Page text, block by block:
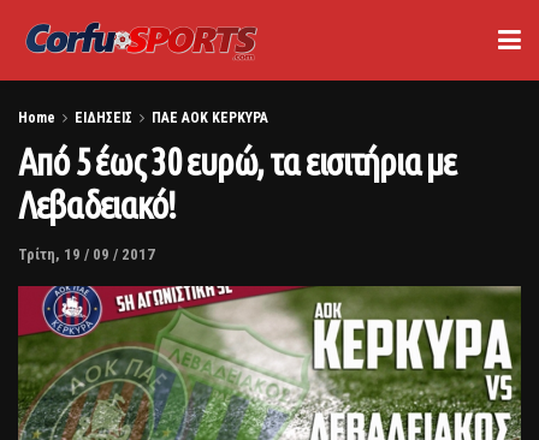
Home ΕΙΔΗΣΕΙΣ ΠΑΕ ΑΟΚ ΚΕΡΚΥΡΑ
Από 5 έως 30 ευρώ, τα εισιτήρια με
Λεβαδειακό!
Τρίτη, 19 / 09 / 2017